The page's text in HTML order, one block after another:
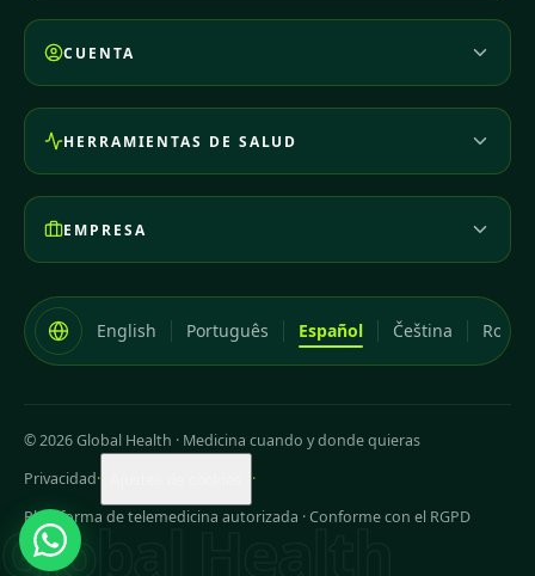
CUENTA
HERRAMIENTAS DE SALUD
EMPRESA
English Português Español Čeština
© 2026 Global Health · Medicina cuando y donde quieras
Privacidad·
·
Plataforma de telemedicina autorizada · Conforme con el RGPD
Global Health